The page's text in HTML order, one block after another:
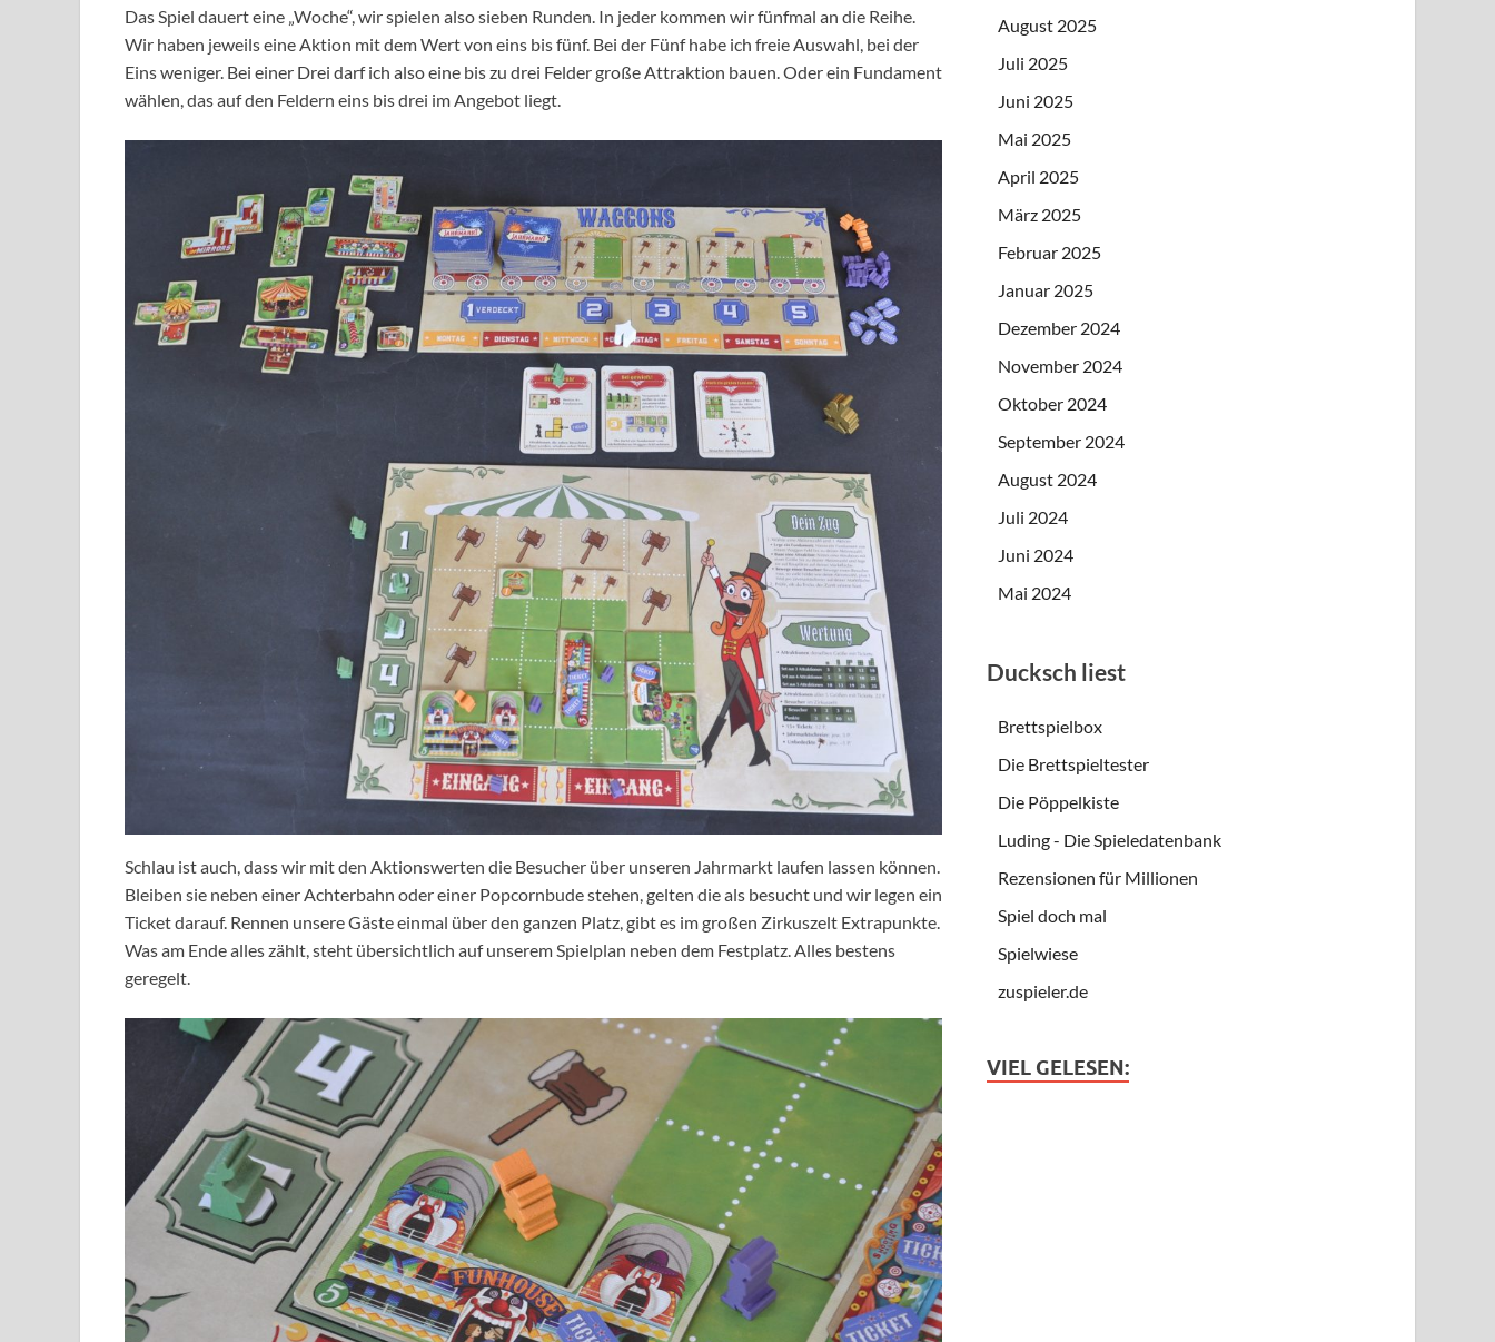
Das Spiel dauert eine „Woche“, wir spielen also sieben Runden. In jeder kommen wir fünfmal an die Reihe.
Wir haben jeweils eine Aktion mit dem Wert von eins bis fünf. Bei der Fünf habe ich freie Auswahl, bei der
Eins weniger. Bei einer Drei darf ich also eine bis zu drei Felder große Attraktion bauen. Oder ein Fundament
wählen, das auf den Feldern eins bis drei im Angebot liegt.
Schlau ist auch, dass wir mit den Aktionswerten die Besucher über unseren Jahrmarkt laufen lassen können.
Bleiben sie neben einer Achterbahn oder einer Popcornbude stehen, gelten die als besucht und wir legen ein
Ticket darauf. Rennen unsere Gäste einmal über den ganzen Platz, gibt es im großen Zirkuszelt Extrapunkte.
Was am Ende alles zählt, steht übersichtlich auf unserem Spielplan neben dem Festplatz. Alles bestens
geregelt.
August 2025
Juli 2025
Juni 2025
Mai 2025
April 2025
März 2025
Februar 2025
Januar 2025
Dezember 2024
November 2024
Oktober 2024
September 2024
August 2024
Juli 2024
Juni 2024
Mai 2024
Ducksch liest
Brettspielbox
Die Brettspieltester
Die Pöppelkiste
Luding - Die Spieledatenbank
Rezensionen für Millionen
Spiel doch mal
Spielwiese
zuspieler.de
VIEL GELESEN: